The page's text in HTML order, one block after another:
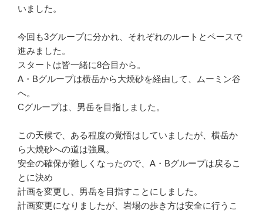
いました。
今回も3グループに分かれ、それぞれのルートとペースで
進みました。
スタートは皆一緒に8合目から。
A・Bグループは横岳から大焼砂を経由して、ムーミン谷
へ。
Cグループは、男岳を目指しました。
この天候で、ある程度の覚悟はしていましたが、横岳か
ら大焼砂への道は強風。
安全の確保が難しくなったので、A・Bグループは戻るこ
とに決め
計画を変更し、男岳を目指すことにしました。
計画変更になりましたが、岩場の歩き方は安全に行うこ